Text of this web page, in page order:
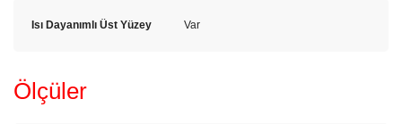
Isı Dayanımlı Üst Yüzey Var
Ölçüler